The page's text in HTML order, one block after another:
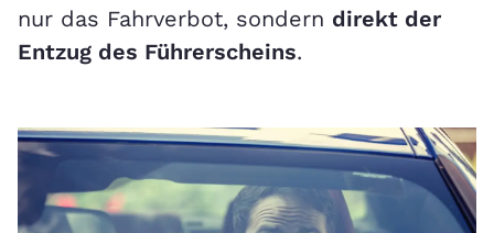
nur das Fahrverbot, sondern direkt der
Entzug des Führerscheins.